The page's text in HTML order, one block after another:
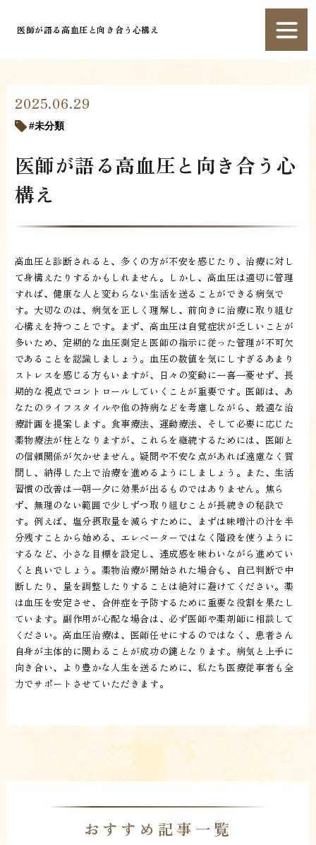
医師が語る高血圧と向き合う心構え
2025.06.29
未分類
医師が語る高血圧と向き合う心
構え
高血圧と診断されると、多くの方が不安を感じたり、治療に対し
て身構えたりするかもしれません。しかし、高血圧は適切に管理
すれば、健康な人と変わらない生活を送ることができる病気で
す。大切なのは、病気を正しく理解し、前向きに治療に取り組む
心構えを持つことです。まず、高血圧は自覚症状が乏しいことが
多いため、定期的な血圧測定と医師の指示に従った管理が不可欠
であることを認識しましょう。血圧の数値を気にしすぎるあまり
ストレスを感じる方もいますが、日々の変動に一喜一憂せず、長
期的な視点でコントロールしていくことが重要です。医師は、あ
なたのライフスタイルや他の持病などを考慮しながら、最適な治
療計画を提案します。食事療法、運動療法、そして必要に応じた
薬物療法が柱となりますが、これらを継続するためには、医師と
の信頼関係が欠かせません。疑問や不安な点があれば遠慮なく質
問し、納得した上で治療を進めるようにしましょう。また、生活
習慣の改善は一朝一夕に効果が出るものではありません。焦ら
ず、無理のない範囲で少しずつ取り組むことが長続きの秘訣で
す。例えば、塩分摂取量を減らすために、まずは味噌汁の汁を半
分残すことから始める、エレベーターではなく階段を使うように
するなど、小さな目標を設定し、達成感を味わいながら進めてい
くと良いでしょう。薬物治療が開始された場合も、自己判断で中
断したり、量を調整したりすることは絶対に避けてください。薬
は血圧を安定させ、合併症を予防するために重要な役割を果たし
ています。副作用が心配な場合は、必ず医師や薬剤師に相談して
ください。高血圧治療は、医師任せにするのではなく、患者さん
自身が主体的に関わることが成功の鍵となります。病気と上手に
向き合い、より豊かな人生を送るために、私たち医療従事者も全
力でサポートさせていただきます。
おすすめ記事一覧